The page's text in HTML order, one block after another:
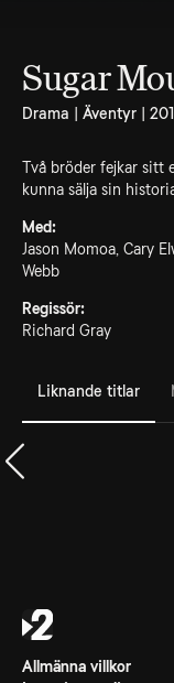
Sugar
Drama | Äventyr |
Två bröder fejkar sitt
kunna sälja sin
Med:
Jason Momoa, Cary
Webb
Regissör:
Richard Gray
Liknande titlar
Allmänna villkor